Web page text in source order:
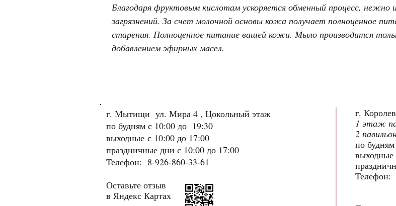
Благодаря фруктовым кислотам ускоряется обменный процесс,
загрязнений. За счет молочной основы кожа получает полноценное
старения. Полноценное питание вашей кожи. Мыло производится
добавлением эфирных масел.
г. Мытищи ул. Мира 4 , Цокольный этаж
по будням с 10:00 до 19:30
выходные с 10:00 до 17:00
праздничные дни с 10:00 до 17:00
Телефон: 8-926-860-33-61
Оставьте отзыв
в Яндекс Картах
г.
1 этаж
2
по
выходные
Телефон: